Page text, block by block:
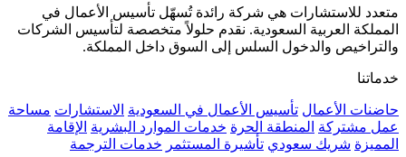
متعدد للاستشارات هي شركة رائدة تُسهّل تأسيس الأعمال في
المملكة العربية السعودية. نقدم حلولاً متخصصة لتأسيس الشركات
والتراخيص والدخول السلس إلى السوق داخل المملكة.
خدماتنا
حاضنات الأعمال تأسيس الأعمال في السعودية الاستشارات مساحة
عمل مشتركة المنطقة الحرة خدمات الموارد البشرية الإقامة
المميزة شريك سعودي تأشيرة المستثمر خدمات الترجمة